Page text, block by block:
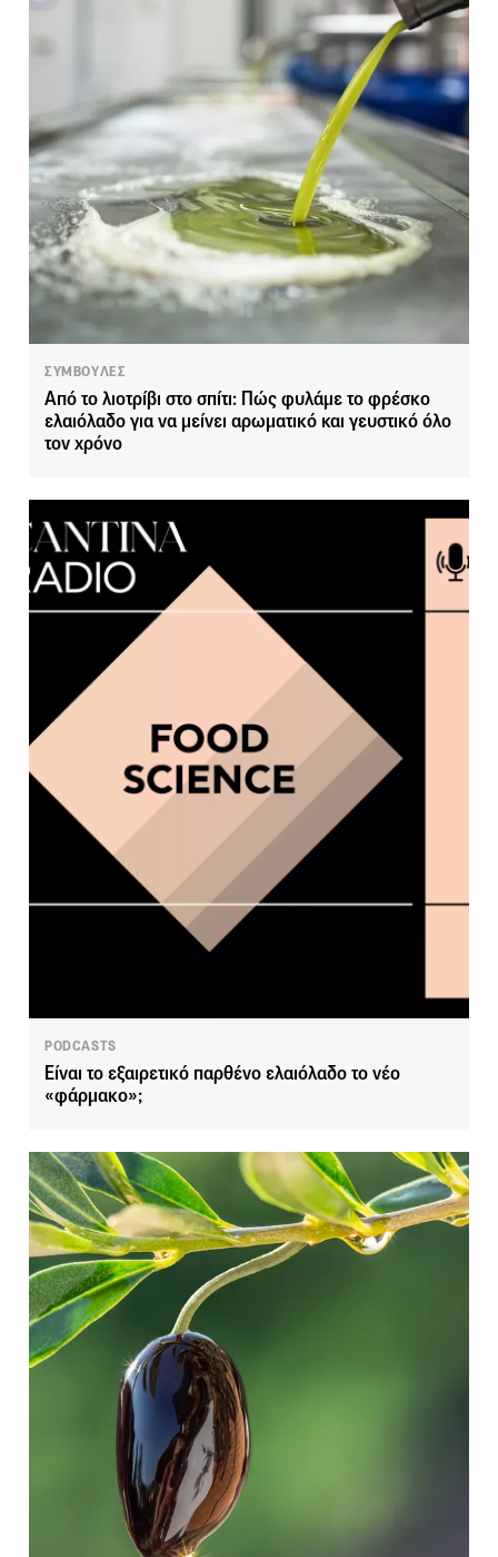
ΣΥΜΒΟΥΛΕΣ
Από το λιοτρίβι στο σπίτι: Πώς φυλάμε το φρέσκο
ελαιόλαδο για να μείνει αρωματικό και γευστικό όλο
τον χρόνο
PODCASTS
Είναι το εξαιρετικό παρθένο ελαιόλαδο το νέο
«φάρμακο»;